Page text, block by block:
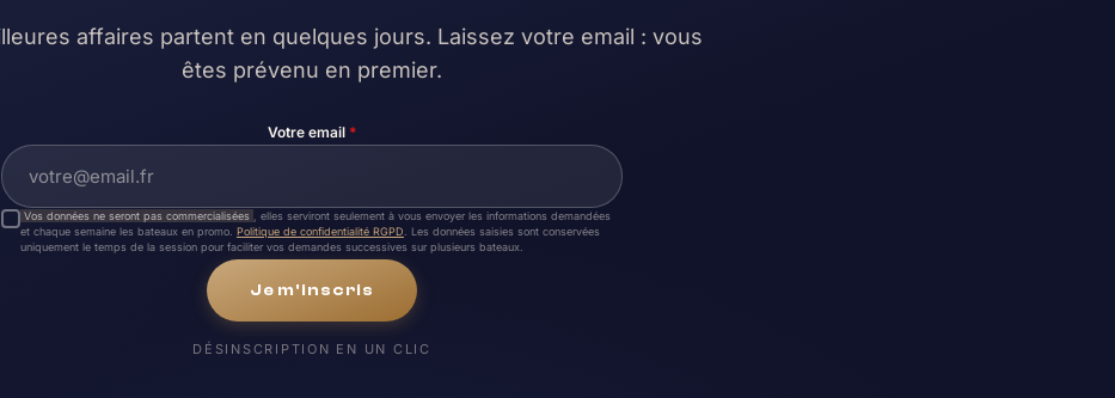
affaires partent en quelques jours. Laissez votre email : vous
êtes prévenu en premier.
Votre email *
Vos données ne seront pas commercialisées
, elles serviront seulement à vous envoyer les informations demandées
et chaque semaine les bateaux en promo. Politique de confidentialité RGPD . Les données saisies sont conservées
uniquement le temps de la session pour faciliter vos demandes successives sur plusieurs bateaux.
Je m'inscris
DÉSINSCRIPTION EN UN CLIC